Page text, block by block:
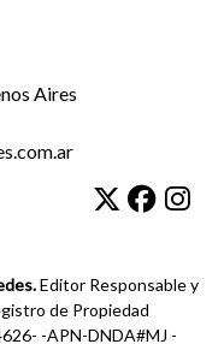
Aires
Editor Responsable y
de Propiedad
-APN-DNDA#MJ -